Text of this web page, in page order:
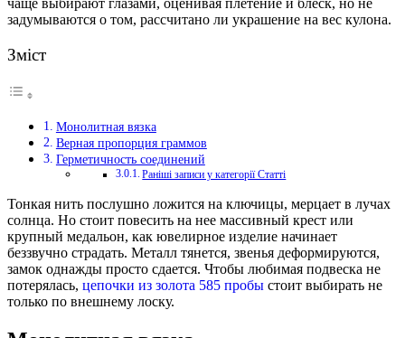
задумываются о том, рассчитано ли украшение на вес кулона.
Зміст
Монолитная вязка
Верная пропорция граммов
Герметичность соединений
Раніші записи у категорії Статті
Тонкая нить послушно ложится на ключицы, мерцает в лучах
солнца. Но стоит повесить на нее массивный крест или
крупный медальон, как ювелирное изделие начинает
беззвучно страдать. Металл тянется, звенья деформируются,
замок однажды просто сдается. Чтобы любимая подвеска не
потерялась, цепочки из золота 585 пробы стоит выбирать не
только по внешнему лоску.